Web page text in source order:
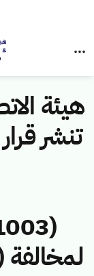
هيئة
تنشر